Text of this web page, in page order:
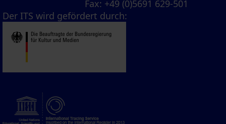
Fax: +49 (0)5691 629-501
Der ITS wird gefördert durch: